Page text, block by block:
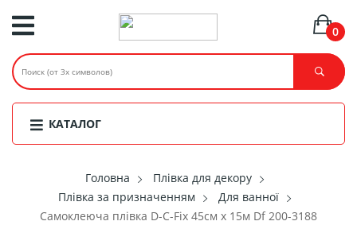
0
КАТАЛОГ
Головнa
Плівка для декору
Плівка за призначенням
Для ванної
Самоклеюча плівка D-C-Fix 45см х 15м Df 200-3188